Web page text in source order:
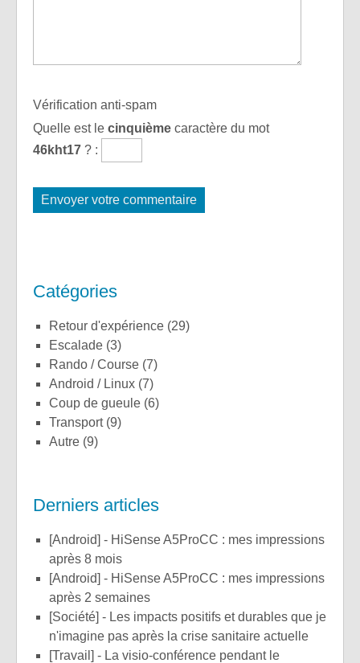
Vérification anti-spam
Quelle est le cinquième caractère du mot
46kht17 ? :
Catégories
Retour d'expérience (29)
Escalade (3)
Rando / Course (7)
Android / Linux (7)
Coup de gueule (6)
Transport(9)
Autre (9)
Derniers articles
[Android] - HiSense A5ProCC : mes impressions
après 8 mois
[Android] - HiSense A5ProCC : mes impressions
après 2 semaines
[Société] - Les impacts positifs et durables que je
n'imagine pas après la crise sanitaire actuelle
[Travail] - La visio-conférence pendant le